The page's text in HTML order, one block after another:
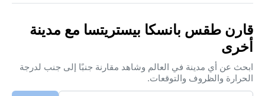
قاري رطب مع صيف دافئ. الصيف معتدل إلى دافئ، حيث
أحياناً مع رطوبة معتدلة. الشتاء بارد جداً، وتنخفض الحرارة
غالباً تحت الصفر، مع تساقط كثيف للثلوج يستمر لأشهر،
خاصة في المناطق المرتفعة. هطول الأمطار موزع على مدار
قارن طقس بانسكا بيستريتسا مع مدينة
أخرى
ابحث عن أي مدينة في العالم وشاهد مقارنة جنبًا إلى جنب لدرجة
الحرارة والظروف والتوقعات.